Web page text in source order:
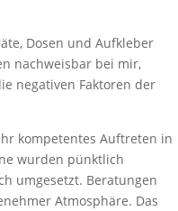
Dosen und Aufkleber
nachweisbar bei mir,
negativen Faktoren der
kompetentes Auftreten in
wurden pünktlich
umgesetzt. Beratungen
Atmosphäre. Das